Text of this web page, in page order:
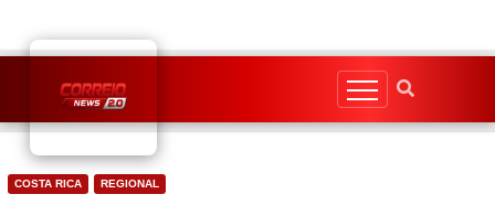
content
COSTA RICA REGIONAL